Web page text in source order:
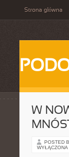
Strona główna
W
POSTED
WYŁĄCZONA